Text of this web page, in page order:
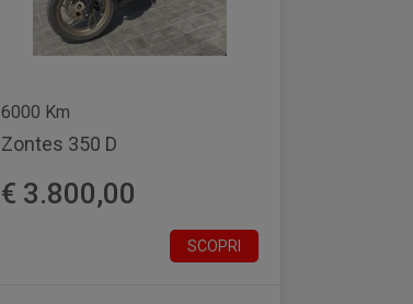
6000 Km
Zontes 350 D
€ 3.800,00
SCOPRI